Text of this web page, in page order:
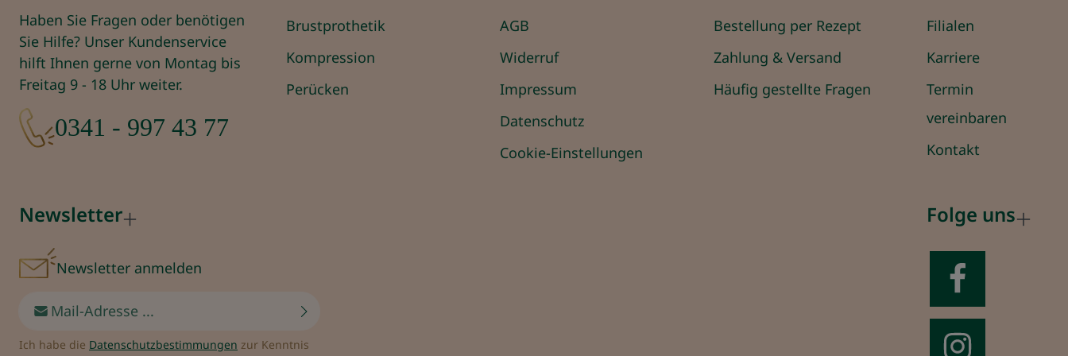
Haben Sie Fragen oder benötigen
Sie Hilfe? Unser Kundenservice
hilft Ihnen gerne von Montag bis
Freitag 9 - 18 Uhr weiter.
0341 - 997 43 77
Brustprothetik
Kompression
Perücken
AGB
Widerruf
Impressum
Datenschutz
Cookie-Einstellungen
Bestellung per Rezept
Zahlung & Versand
Häufig gestellte Fragen
Filialen
Karriere
Termin
vereinbaren
Kontakt
Newsletter
Newsletter anmelden
E-Mail-Adresse*
Ich habe die Datenschutzbestimmungen zur Kenntnis
Folge uns